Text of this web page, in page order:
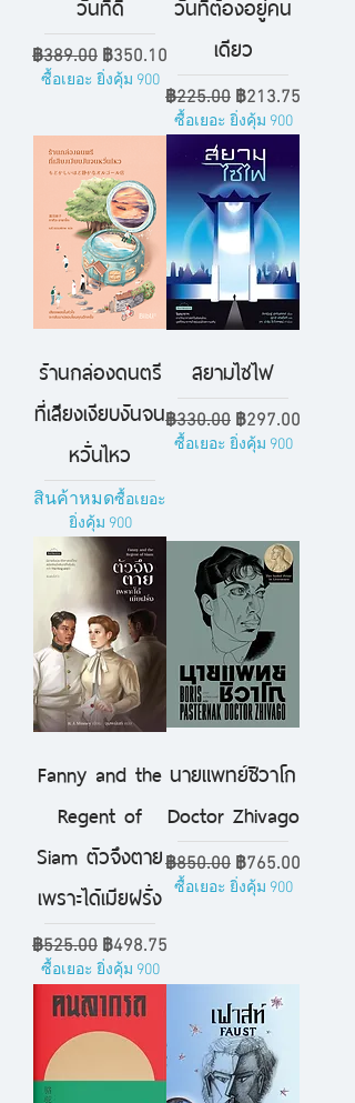
ราคาปกติ
฿389.00 ราคาขายลด
฿350.10
ซื้อเยอะ ยิ่งคุ้ม 900
เดียว
ราคาปกติ
฿225.00 ราคาขายลด
฿213.75
ซื้อเยอะ ยิ่งคุ้ม 900
ร้านกล่องดนตรี
ที่เสียงเงียบงันจน
หวั่นไหว
สินค้าหมดซื้อเยอะ
ยิ่งคุ้ม 900
สยามไซไฟ
ราคาปกติ
฿330.00 ราคาขายลด
฿297.00
ซื้อเยอะ ยิ่งคุ้ม 900
Fanny and the
Regent of
Siam ตัวจึงตาย
เพราะได้เมียฝรั่ง
ราคาปกติ
฿525.00 ราคาขายลด
฿498.75
ซื้อเยอะ ยิ่งคุ้ม 900
นายแพทย์ชิวาโก
Doctor Zhivago
ราคาปกติ
฿850.00 ราคาขายลด
฿765.00
ซื้อเยอะ ยิ่งคุ้ม 900